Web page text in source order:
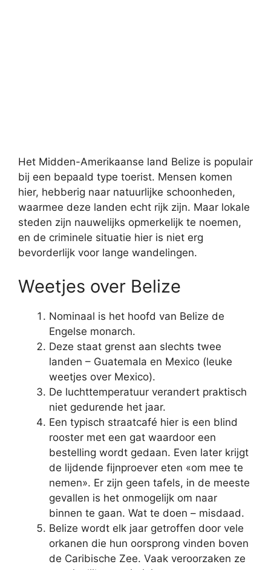
Het Midden-Amerikaanse land Belize is populair
bij een bepaald type toerist. Mensen komen
hier, hebberig naar natuurlijke schoonheden,
waarmee deze landen echt rijk zijn. Maar lokale
steden zijn nauwelijks opmerkelijk te noemen,
en de criminele situatie hier is niet erg
bevorderlijk voor lange wandelingen.
Weetjes over Belize
Nominaal is het hoofd van Belize de
Engelse monarch.
Deze staat grenst aan slechts twee
landen – Guatemala en Mexico (leuke
weetjes over Mexico).
De luchttemperatuur verandert praktisch
niet gedurende het jaar.
Een typisch straatcafé hier is een blind
rooster met een gat waardoor een
bestelling wordt gedaan. Even later krijgt
de lijdende fijnproever eten «om mee te
nemen». Er zijn geen tafels, in de meeste
gevallen is het onmogelijk om naar
binnen te gaan. Wat te doen – misdaad.
Belize wordt elk jaar getroffen door vele
orkanen die hun oorsprong vinden boven
de Caribische Zee. Vaak veroorzaken ze